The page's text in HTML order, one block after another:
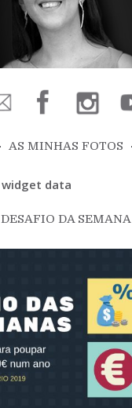
AS MINHAS FOTOS
widget data
DESAFIO DA SEMANA